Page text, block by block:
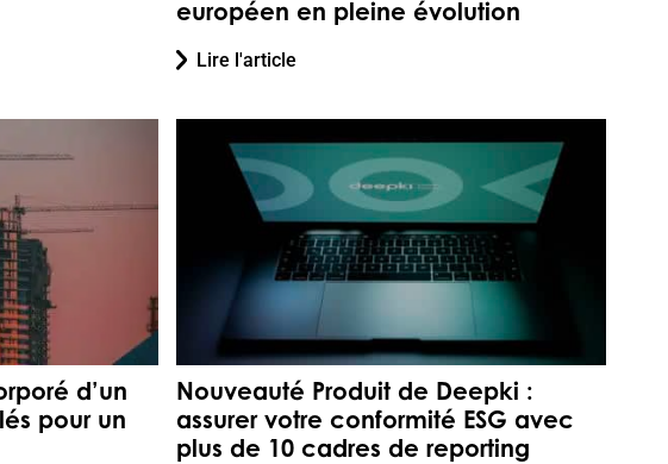
européen en pleine évolution
Lire l'article
d’un
pour un
Nouveauté Produit de Deepki :
assurer votre conformité ESG avec
plus de 10 cadres de reporting